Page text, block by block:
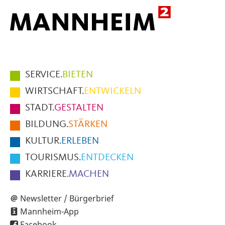
Hauptmenüpunkte
im
Fußbereich
der
Seite
SERVICE.BIETEN
WIRTSCHAFT.ENTWICKELN
STADT.GESTALTEN
BILDUNG.STÄRKEN
KULTUR.ERLEBEN
TOURISMUS.ENTDECKEN
KARRIERE.MACHEN
Newsletter / Bürgerbrief
Mannheim-App